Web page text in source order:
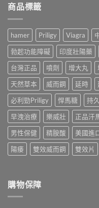
教
斷，
別
再
自
己
嚇
自
己〉
中
身
解
假
貨
手
法，
教
你
4
招
安
全
買
到
正
師
比
較
威
而
鋼、
犀
利
士、
必
利
勁
與
雙
效
藥，
適
勁
價
多
少？
藥
師
公
開
行
情：
dcard
網
友
最
常
問
的
購
商品標籤
hamer Priligy Viagra
勃起功能障礙
印度壯陽藥
台灣正品
噴劑 增大丸
天然草本
威而鋼 延時
必利勁Priligy
悍馬糖 持
早洩治療
樂威壯 正品汗
男性保健
精胺酸 美國進
陽痿
雙效威而鋼 雙效片
購物保障